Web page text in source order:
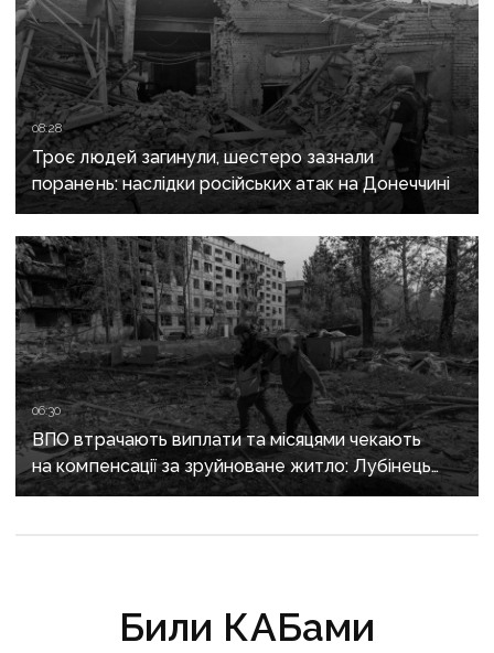
08:28
Троє людей загинули, шестеро зазнали
поранень: наслідки російських атак на Донеччині
06:30
ВПО втрачають виплати та місяцями чекають
на компенсації за зруйноване житло: Лубінець
вимагає змін від уряду
Били КАБами